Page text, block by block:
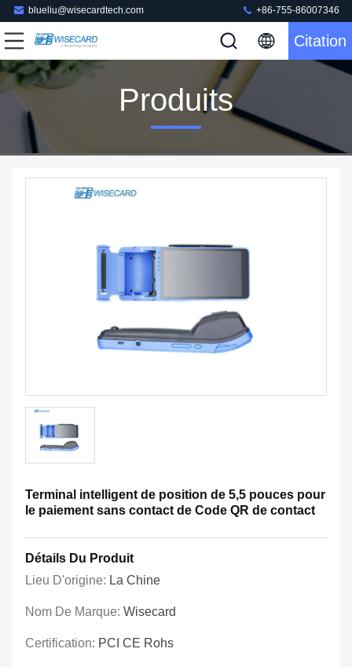
blueliu@wisecardtech.com +86-755-86007346
Citation
Produits
Terminal intelligent de position de 5,5 pouces pour
le paiement sans contact de Code QR de contact
Détails Du Produit
Lieu D'origine: La Chine
Nom De Marque: Wisecard
Certification: PCI CE Rohs